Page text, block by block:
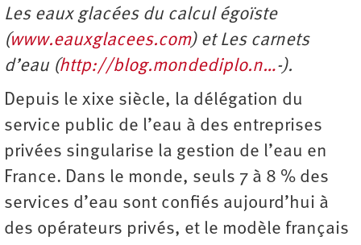
Les eaux glacées du calcul égoïste
(www.eauxglacees.com) et Les carnets
d’eau (http://blog.mondediplo.n…-).
Depuis le xixe siècle, la délégation du
service public de l’eau à des entreprises
privées singularise la gestion de l’eau en
France. Dans le monde, seuls 7 à 8 % des
services d’eau sont confiés aujourd’hui à
des opérateurs privés, et le modèle français